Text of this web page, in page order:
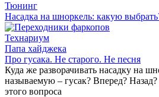
Тюнинг
Насадка на шноркель: какую
Технариум
Папа хайджека
Про гусака. Не старого. Не песня
Куда же разворачивать насадку на
называемую – гусак? Вперед?
этого вопроса